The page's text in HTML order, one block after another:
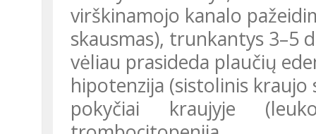
virškinamojo kanalo
skausmas), trunkantys 3–5
vėliau prasideda plaučių
hipotenzija (sistolinis kraujo
pokyčiai kraujyje